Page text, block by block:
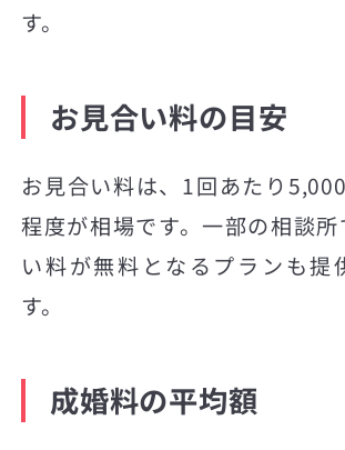
す。
お見合い料の目安
お見合い料は、1回あたり
程度が相場です。一部の相談
い料が無料となるプランも提
す。
成婚料の平均額